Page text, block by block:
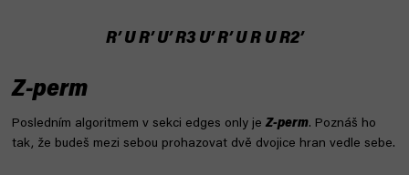
R’ U R’ U’ R3 U’ R’ U R U R2’
Z-perm
Posledním algoritmem v sekci edges only je Z-perm. Poznáš ho
tak, že budeš mezi sebou prohazovat dvě dvojice hran vedle sebe.